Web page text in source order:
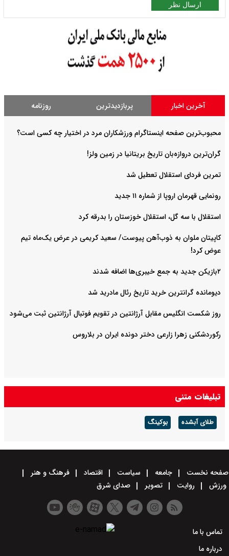
ارسال نظر
آخرین اخبار پربازدیدترین روزنامه
محبوب‌ترین صفحه اینستاگرام ورزشکاران مرد در اختیار چه کسی است؟
گران‌ترین دروازه‌بان تاریخ بریتانیا در زمین ولز!
تمرین فردای استقلال تعطیل شد
رونمایی قهرمان اروپا از شماره ۱۱ جدید
استقلال با سه گل، استقلال خوزستان را بدرقه کرد
کاپیتان ملوان به ذوب‌آهن پیوست/ سعید کریمی در عرض یک‌ماه تیم
عوض کرد!
۲بازیکن جدید به جمع خیبری‌ها اضافه شدند
دیومانده گرانترین خرید تاریخ رئال مادرید شد
روز شکست انگلیس مقابل آرژانتین در تقویم فوتبال آرژانتین ثبت می‌شود
رکوردشکنی زهرا زارعی دختر دونده ایران در بلاروس
تبلیغات متنی
طلای آبشده بوکینگ
صفحه نخست جامعه سیاست اقتصاد
فرهنگ و هنر
ورزش
روایت تصویر صدای شرق
تماس با ما
درباره ما